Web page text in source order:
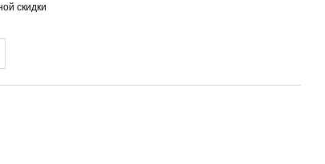
скидки